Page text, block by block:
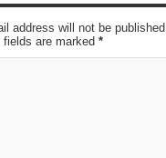
address will not be published.
fields are marked *